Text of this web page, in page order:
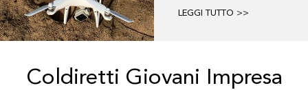
LEGGI TUTTO >>
Coldiretti Giovani Impresa